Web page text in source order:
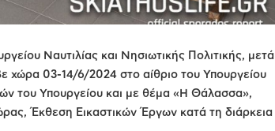
Ναυτιλίας και Νησιωτικής Πολιτικής, μετά
χώρα 03-14/6/2024 στο αίθριο του Υπουργείου
του Υπουργείου και με θέμα «Η Θάλασσα»,
Έκθεση Εικαστικών Έργων κατά τη διάρκεια